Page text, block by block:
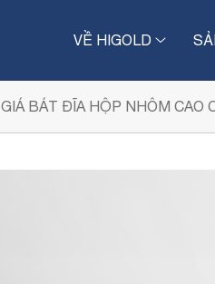
VỀ HIGOLD
GIÁ BÁT ĐĨA HỘP NHÔM CAO